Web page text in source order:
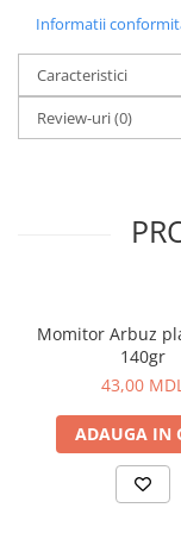
Lanterne
Mese
Paturi
Imbracaminte
Pescuit la Fitofag
Accesorii
Monturi
Ambalaj
Capacitate bobină -
10/215 12/160 15/
Informatii
Caracteristici
Review-uri(0)
Momitor Arbuz
140gr
43,00
ADAUGA IN